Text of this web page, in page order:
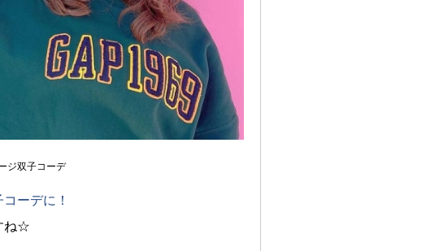
ジ双子コーデ
ーデに！
ね☆